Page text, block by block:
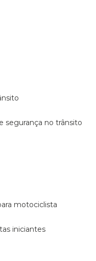
segurança no trânsito
motociclista
iniciantes